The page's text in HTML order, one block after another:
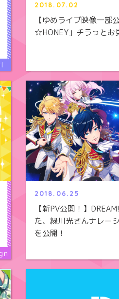
2018.07.02
【ゆめライブ映像一部
☆HONEY」チラっとお
2018.06.25
【新PV公開！】
た、緑川光さんナレー
を公開！